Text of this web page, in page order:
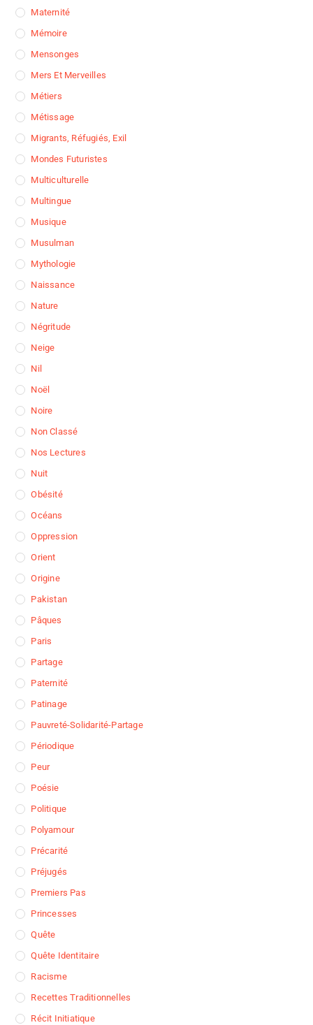
Maternité
Mémoire
Mensonges
Mers Et Merveilles
Métiers
Métissage
Migrants, Réfugiés, Exil
Mondes Futuristes
Multiculturelle
Multingue
Musique
Musulman
Mythologie
Naissance
Nature
Négritude
Neige
Nil
Noël
Noire
Non Classé
Nos Lectures
Nuit
Obésité
Océans
Oppression
Orient
Origine
Pakistan
Pâques
Paris
Partage
Paternité
Patinage
Pauvreté-Solidarité-Partage
Périodique
Peur
Poésie
Politique
Polyamour
Précarité
Préjugés
Premiers Pas
Princesses
Quête
Quête Identitaire
Racisme
Recettes Traditionnelles
Récit Initiatique